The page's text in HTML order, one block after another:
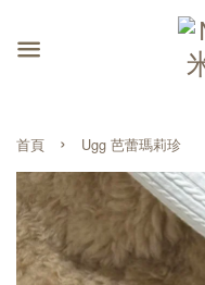
首頁 › Ugg 芭蕾瑪莉珍